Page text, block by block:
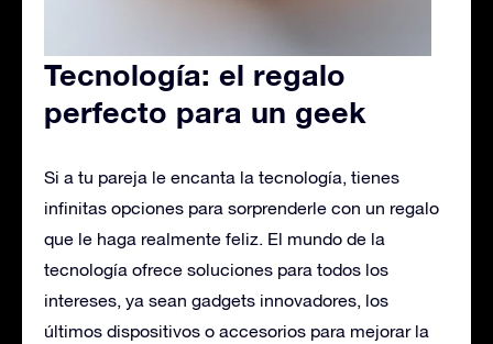
Tecnología: el regalo
perfecto para un geek
Si a tu pareja le encanta la tecnología, tienes
infinitas opciones para sorprenderle con un regalo
que le haga realmente feliz. El mundo de la
tecnología ofrece soluciones para todos los
intereses, ya sean gadgets innovadores, los
últimos dispositivos o accesorios para mejorar la